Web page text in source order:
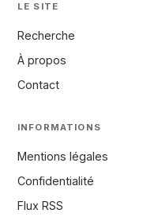
LE SITE
Recherche
À propos
Contact
INFORMATIONS
Mentions légales
Confidentialité
Flux RSS